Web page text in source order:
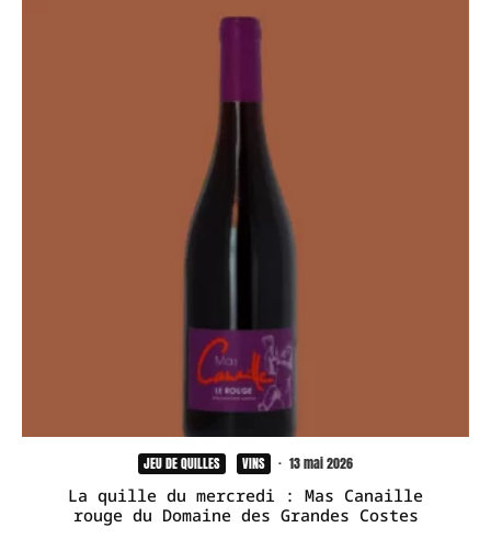
JEU DE QUILLES VINS · 13 mai 2026
La quille du mercredi : Mas Canaille
rouge du Domaine des Grandes Costes